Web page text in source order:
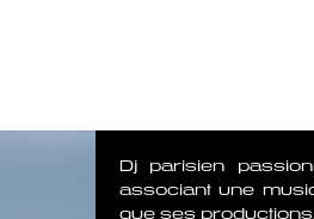
Dj parisien
associant une
que ses productions.